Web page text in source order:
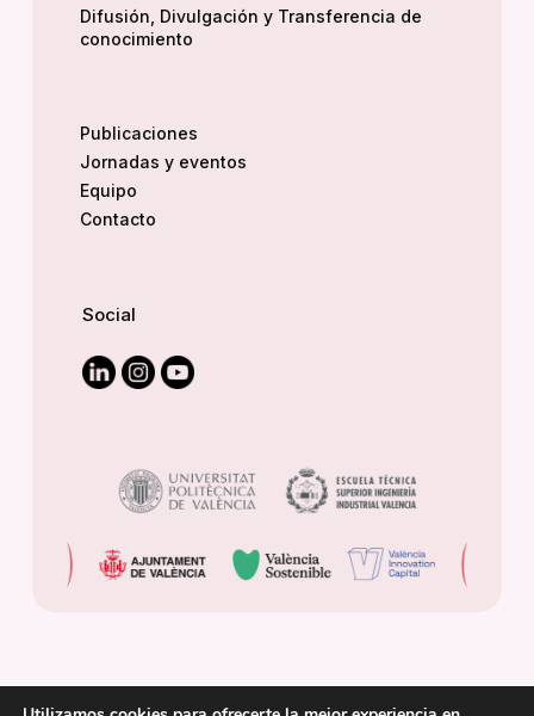
Difusión, Divulgación y Transferencia de
conocimiento
Publicaciones
Jornadas y eventos
Equipo
Contacto
Social